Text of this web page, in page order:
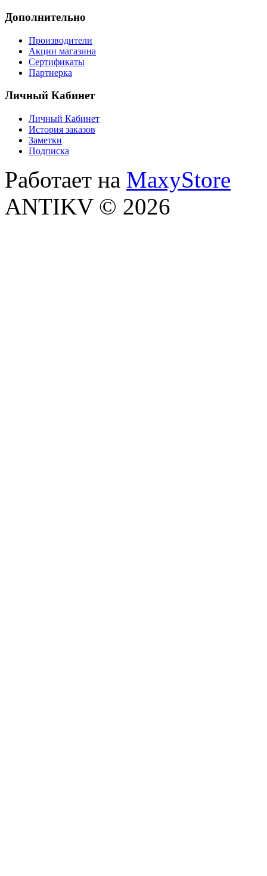
Дополнительно
Производители
Акции магазина
Сертификаты
Партнерка
Личный Кабинет
Личный Кабинет
История заказов
Заметки
Подписка
Работает на MaxyStore
ANTIKV © 2026